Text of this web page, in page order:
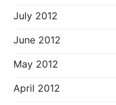
July 2012
June 2012
May 2012
April 2012